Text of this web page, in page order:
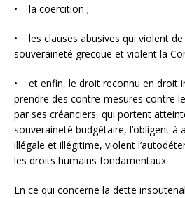
• la coercition ;
• les clauses abusives qui violent
souveraineté grecque et violent la
• et enfin, le droit reconnu en droit
prendre des contre-mesures contre
par ses créanciers, qui portent
souveraineté budgétaire, l’obligent à
illégale et illégitime, violent
les droits humains fondamentaux.
En ce qui concerne la dette